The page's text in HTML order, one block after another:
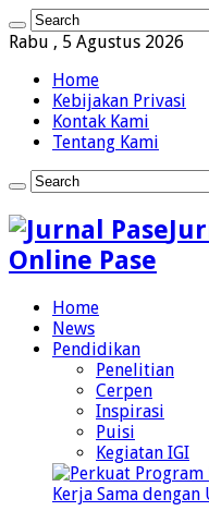
Rabu , 5 Agustus 2026
Home
Kebijakan Privasi
Kontak Kami
Tentang Kami
Online Pase
Home
News
Pendidikan
Penelitian
Cerpen
Inspirasi
Puisi
Kegiatan IGI